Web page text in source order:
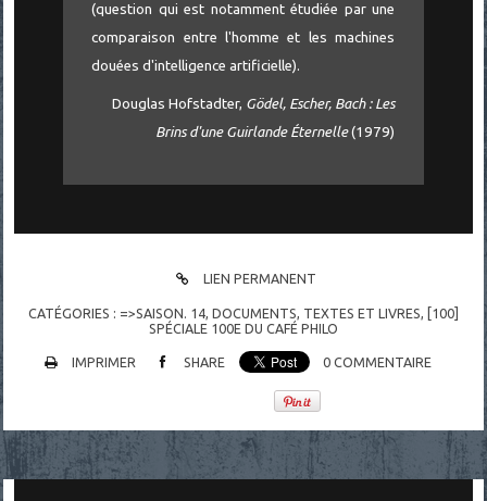
(question qui est notamment étudiée par une
comparaison entre l'homme et les machines
douées d'intelligence artificielle).
Douglas Hofstadter, Gödel, Escher, Bach : Les
Brins d'une Guirlande Éternelle(1979)
LIEN PERMANENT
CATÉGORIES : =>SAISON. 14, DOCUMENTS, TEXTES ET LIVRES,
[100]
SPÉCIALE 100E DU CAFÉ PHILO
IMPRIMER SHARE 0 COMMENTAIRE